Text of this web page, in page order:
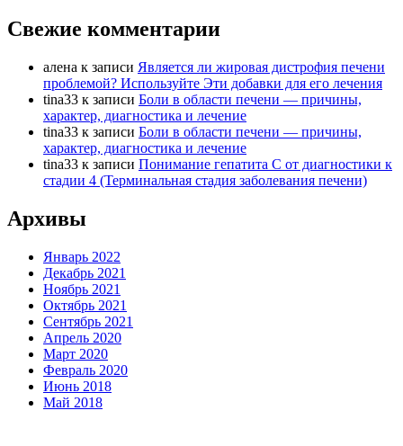
Свежие комментарии
алена к записи Является ли жировая дистрофия печени
проблемой? Используйте Эти добавки для его лечения
tina33 к записи Боли в области печени — причины,
характер, диагностика и лечение
tina33 к записи Боли в области печени — причины,
характер, диагностика и лечение
tina33 к записи Понимание гепатита С от диагностики к
стадии 4 (Терминальная стадия заболевания печени)
Архивы
Январь 2022
Декабрь 2021
Ноябрь 2021
Октябрь 2021
Сентябрь 2021
Апрель 2020
Март 2020
Февраль 2020
Июнь 2018
Май 2018